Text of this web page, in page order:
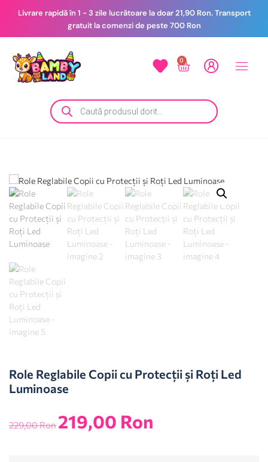
Livrare rapidă în 1 - 3 zile lucrătoare la doar 21,90 Ron. Transport
gratuit la comenzi de peste 700 Ron
0
Role Reglabile Copii cu Protecții și Roți Led
Luminoase
229,00Ron 219,00 Ron